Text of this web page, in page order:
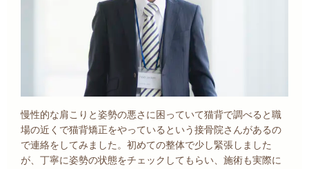
慢性的な肩こりと姿勢の悪さに困っていて猫背で調べると職
場の近くで猫背矯正をやっているという接骨院さんがあるの
で連絡をしてみました。初めての整体で少し緊張しました
が、丁寧に姿勢の状態をチェックしてもらい、施術も実際に